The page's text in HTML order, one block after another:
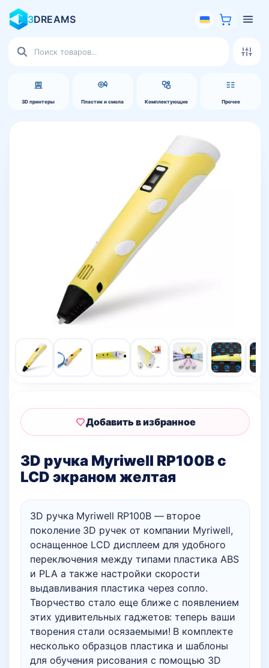
3DREAMS
3D принтеры Пластик и смола Комплектующие Прочее
товаров
3D ручка Myriwell RP100B с
LCD экраном желтая
3D ручка Myriwell RP100B — второе
поколение 3D ручек от компании Myriwell,
оснащенное LCD дисплеем для удобного
переключения между типами пластика ABS
и PLA а также настройки скорости
выдавливания пластика через сопло.
Творчество стало еще ближе с появлением
этих удивительных гаджетов: теперь ваши
творения стали осязаемыми! В комплекте
несколько образцов пластика и шаблоны
для обучения рисования с помощью 3D
Добавить в избранное